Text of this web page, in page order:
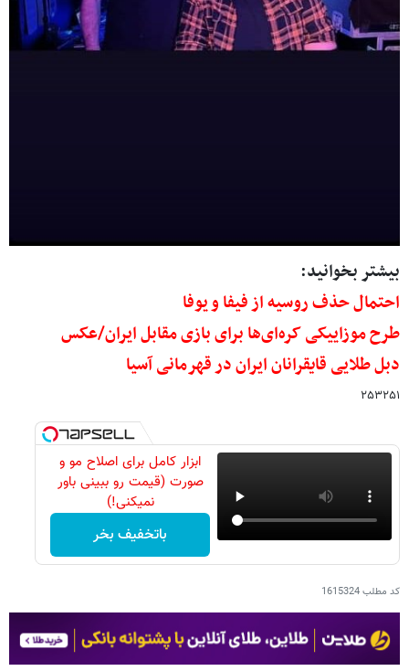
بیشتر بخوانید:
احتمال حذف روسیه از فیفا و یوفا
طرح موزاییکی کره‌ای‌ها برای بازی مقابل ایران/عکس
دبل طلایی قایقرانان ایران در قهرمانی آسیا
۲۵۳۲۵۱
ابزار کامل برای اصلاح مو و
صورت (قیمت رو ببینی باور
نمیکنی!)
باتخفیف بخر
کد مطلب1615324